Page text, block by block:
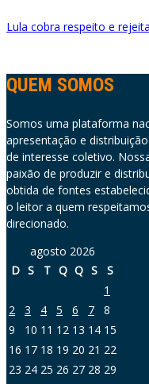
Lula cobra respeito e
QUEM SOMOS
Somos uma plataforma
apresentação e
de interesse coletivo.
paixão de produzir e
obtida de fontes
o leitor a quem
direcionado.
agosto 2026
D S T Q Q S
S
1
2
3 4 5 6 7
8
9
10 11 12 13 14 15
16 17 18 19 20 21 22
23 24 25 26 27 28 29